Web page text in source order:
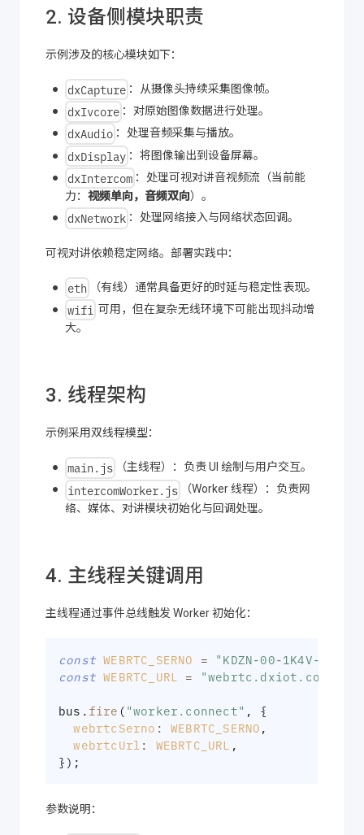
2. 设备侧模块职责
示例涉及的核心模块如下：
dxCapture ：从摄像头持续采集图像帧。
dxIvcore ：对原始图像数据进行处理。
dxAudio ：处理音频采集与播放。
dxDisplay ：将图像输出到设备屏幕。
dxIntercom ：处理可视对讲音视频流（当前能
力： 视频单向，音频双向）。
dxNetwork ：处理网络接入与网络状态回调。
可视对讲依赖稳定网络。部署实践中：
eth （有线）通常具备更好的时延与稳定性表现。
wifi 可用，但在复杂无线环境下可能出现抖动增
大。
3. 线程架构
示例采用双线程模型：
main.js （主线程）：负责 UI 绘制与用户交互。
intercomWorker.js
（Worker 线程）：负责网
络、媒体、对讲模块初始化与回调处理。
4. 主线程关键调用
主线程通过事件总线触发 Worker 初始化：
const WEBRTC_SERNO = "KDZN-00-1K4V-
const WEBRTC_URL =
bus . fire ( "worker.connect" ,
{
webrtcSerno : WEBRTC_SERNO ,
webrtcUrl : WEBRTC_URL ,
}) ;
参数说明：